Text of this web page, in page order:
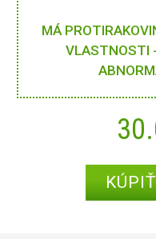
MÁ
VLASTNOSTI